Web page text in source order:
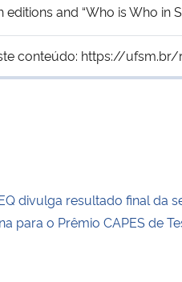
and “Who is Who in
conteúdo: https://ufsm.br/
divulga resultado final da
para o Prêmio CAPES de